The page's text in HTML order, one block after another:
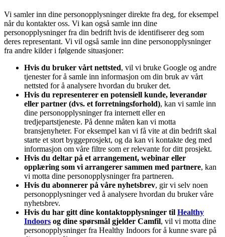
Vi samler inn dine personopplysninger direkte fra deg, for eksempel
når du kontakter oss. Vi kan også samle inn dine
personopplysninger fra din bedrift hvis de identifiserer deg som
deres representant. Vi vil også samle inn dine personopplysninger
fra andre kilder i følgende situasjoner:
Hvis du bruker vårt nettsted, vil vi bruke Google og andre
tjenester for å samle inn informasjon om din bruk av vårt
nettsted for å analysere hvordan du bruker det.
Hvis du representerer en potensiell kunde, leverandør
eller partner (dvs. et forretningsforhold), kan vi samle inn
dine personopplysninger fra internett eller en
tredjepartstjeneste. På denne måten kan vi motta
bransjenyheter. For eksempel kan vi få vite at din bedrift skal
starte et stort byggeprosjekt, og da kan vi kontakte deg med
informasjon om våre filtre som er relevante for ditt prosjekt.
Hvis du deltar på et arrangement, webinar eller
opplæring som vi arrangerer sammen med partnere, kan
vi motta dine personopplysninger fra partneren.
Hvis du abonnerer på våre nyhetsbrev, gir vi selv noen
personopplysninger ved å analysere hvordan du bruker våre
nyhetsbrev.
Hvis du har gitt dine kontaktopplysninger til Healthy
Indoors og dine spørsmål gjelder Camfil, vil vi motta dine
personopplysninger fra Healthy Indoors for å kunne svare på